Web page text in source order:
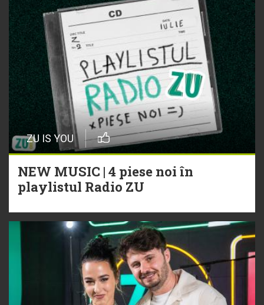
ZU IS YOU
NEW MUSIC | 4 piese noi în
playlistul Radio ZU